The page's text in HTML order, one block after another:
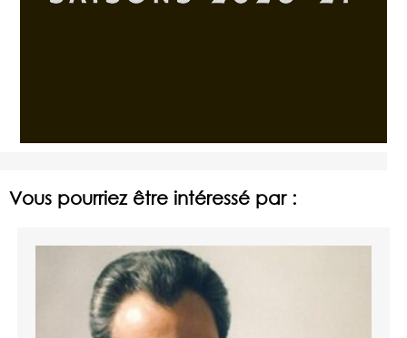
Vous pourriez être intéressé par :